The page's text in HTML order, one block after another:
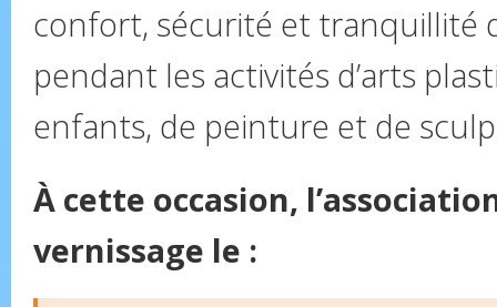
confort, sécurité et tranquillité
pendant les activités d’arts
enfants, de peinture et de
À cette occasion,
vernissage le :